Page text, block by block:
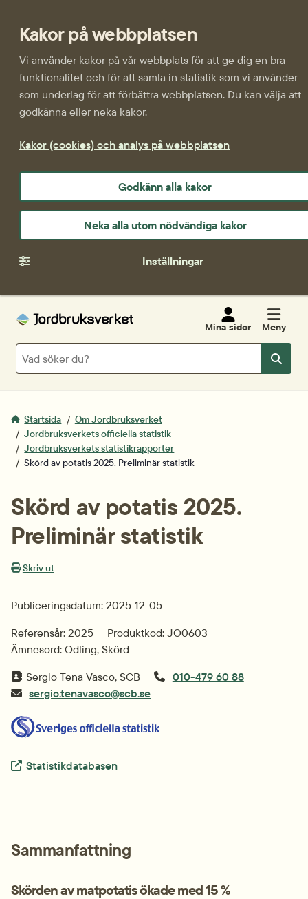
Kakor på webbplatsen
Vi använder kakor på vår webbplats för att ge dig en bra
funktionalitet och för att samla in statistik som vi använder
som underlag för att förbättra webbplatsen. Du kan välja att
godkänna eller neka kakor.
Kakor (cookies) och analys på webbplatsen
Godkänn alla kakor
Neka alla utom nödvändiga kakor
Inställningar
Mina sidor Meny
Sök
Sök
Startsida
Om Jordbruksverket
Jordbruksverkets officiella statistik
Jordbruksverkets statistikrapporter
Skörd av potatis 2025. Preliminär statistik
Skörd av potatis 2025.
Preliminär statistik
Skriv ut
Publiceringsdatum: 2025-12-05
Referensår: 2025
Produktkod: JO0603
Ämnesord: Odling, Skörd
Sergio Tena Vasco, SCB
010-479 60 88
sergio.tenavasco@scb.se
Extern länk.
Statistikdatabasen
Sammanfattning
Skörden av matpotatis ökade med 15 %